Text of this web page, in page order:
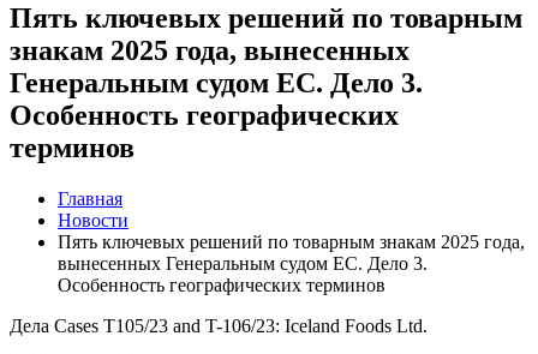
Пять ключевых решений по товарным
знакам 2025 года, вынесенных
Генеральным судом ЕС. Дело 3.
Особенность географических
терминов
Главная
Новости
Пять ключевых решений по товарным знакам 2025 года,
вынесенных Генеральным судом ЕС. Дело 3.
Особенность географических терминов
Дела Cases T105/23 and T-106/23: Iceland Foods Ltd.